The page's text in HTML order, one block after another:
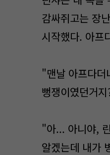
감싸쥐고는 장
시작했다. 아프
"맨날 아프다더
뻥쟁이였던거
"아... 아니야,
알겠는데 내가